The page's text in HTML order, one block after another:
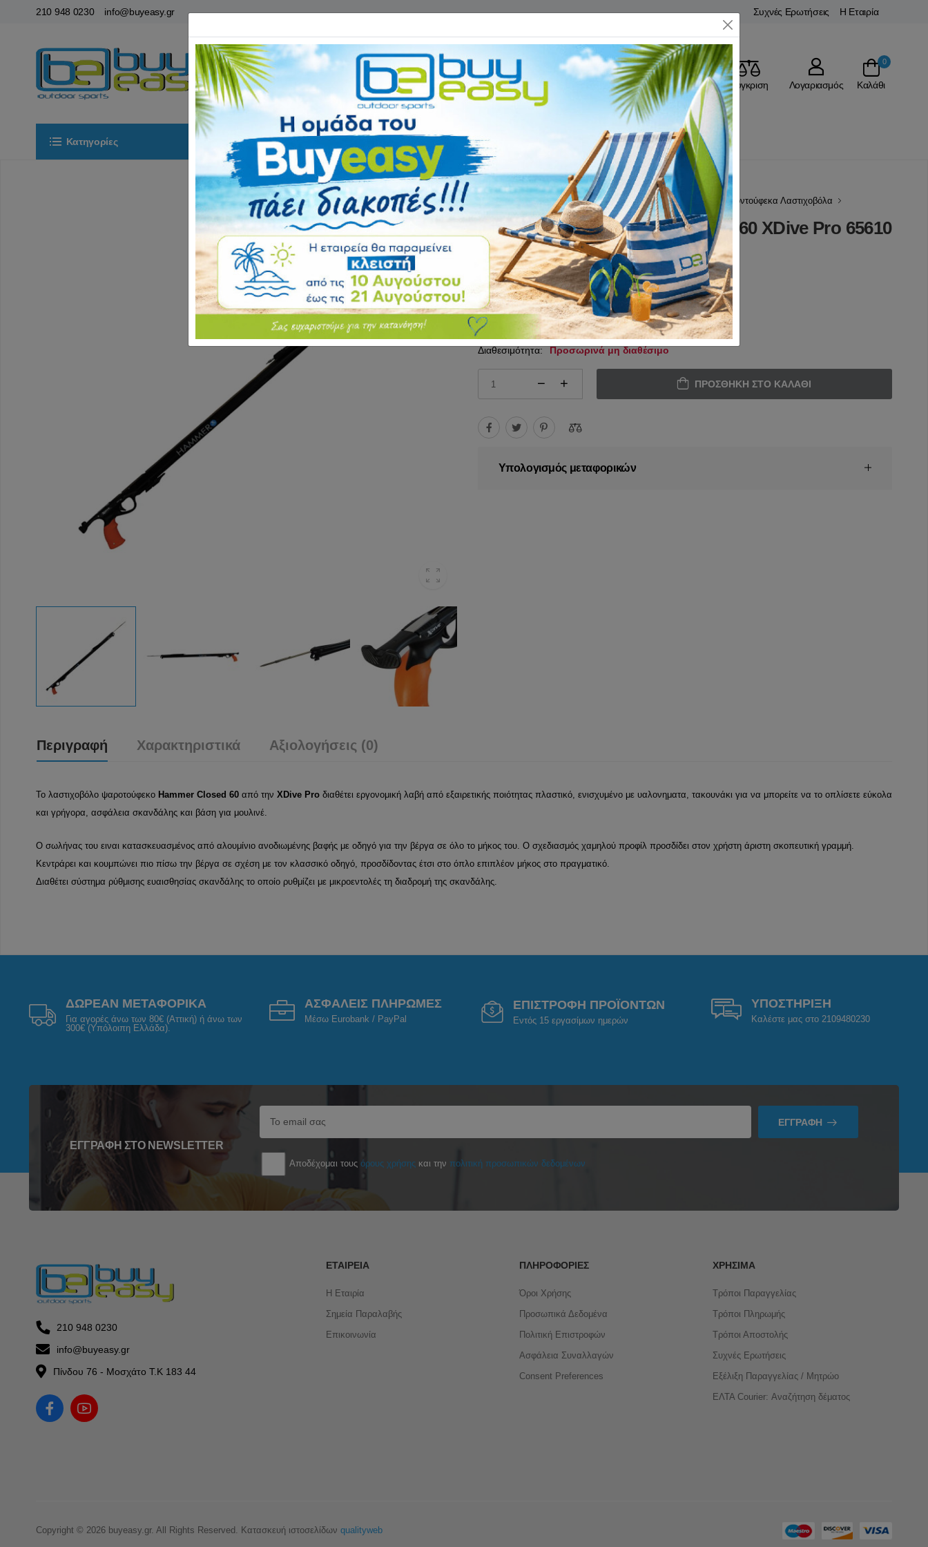
210 948 0230 info@buyeasy.gr Συχνές Ερωτήσεις Η Εταιρία
Αγαπημένα Σύγκριση Λογαριασμός
0
Καλάθι
Κατηγορίες Αρχική ΕΙΔΗ CAMPING Επικοινωνία
Αρχική ΨΑΡΕΜΑ - ΚΑΤΑΔΥΣΗ Υποβρύχιο Ψάρεμα Ψαροντούφεκα Λαστιχοβόλα
Ψαροντούφεκο Hammer Closed 60 XDive Pro 65610
Αξιολόγηση: (0 Αξιολογήσεις)
Κωδικός65610
124.90€ 137.39€
Διαθεσιμότητα: Προσωρινά μη διαθέσιμο
ΠΡΟΣΘΉΚΗ ΣΤΟ ΚΑΛΆΘΙ
Υπολογισμός μεταφορικών
Περιγραφή Χαρακτηριστικά Αξιολογήσεις (0)
Το λαστιχοβόλο ψαροτούφεκοHammer Closed 60 από την XDive Pro διαθέτει εργονομική λαβή από εξαιρετικής ποιότητας πλαστικό, ενισχυμένο με υαλονηματα, τακουνάκι για να μπορείτε να το οπλίσετε εύκολα
και γρήγορα, ασφάλεια σκανδάλης και βάση για μουλινέ.
Ο σωλήνας του ειναι κατασκευασμένος από αλουμίνιο ανοδιωμένης βαφής με οδηγό για την βέργα σε όλο το μήκος του. Ο σχεδιασμός χαμηλού προφίλ προσδίδει στον χρήστη άριστη σκοπευτική γραμμή.
Κεντράρει και κουμπώνει πιο πίσω την βέργα σε σχέση με τον κλασσικό οδηγό, προσδίδοντας έτσι στο όπλο επιπλέον μήκος στο πραγματικό.
Διαθέτει σύστημα ρύθμισης ευαισθησίας σκανδάλης το οποίο ρυθμίζει με μικροεντολές τη διαδρομή της σκανδάλης.
ΔΩΡΕΑΝ ΜΕΤΑΦΟΡΙΚΑ
Για αγορές άνω των 80€ (Αττική) ή άνω των
300€ (Υπόλοιπη Ελλάδα).
ΑΣΦΑΛΕΙΣ ΠΛΗΡΩΜΕΣ
Μέσω Eurobank / PayPal
ΕΠΙΣΤΡΟΦΗ ΠΡΟΪΟΝΤΩΝ
Εντός 15 εργασίμων ημερών
ΥΠΟΣΤΗΡΙΞΗ
Καλέστε μας στο 2109480230
ΕΓΓΡΑΦΉ ΣΤΟ NEWSLETTER
ΕΓΓΡΑΦΉ
Αποδέχομαι τουςόρους χρήσης και τηνπολιτική προσωπικών δεδομένων
210 948 0230
info@buyeasy.gr
Πίνδου 76 - Μοσχάτο Τ.Κ 183 44
ΕΤΑΙΡΕΊΑ
Η Εταιρία
Σημεία Παραλαβής
Επικοινωνία
ΠΛΗΡΟΦΟΡΊΕΣ
Όροι Χρήσης
Προσωπικά Δεδομένα
Πολιτική Επιστροφών
Ασφάλεια Συναλλαγών
Consent Preferences
ΧΡΉΣΙΜΑ
Τρόποι Παραγγελίας
Τρόποι Πληρωμής
Τρόποι Αποστολής
Συχνές Ερωτήσεις
Εξέλιξη Παραγγελίας / Μητρώο
ΕΛΤΑ Courier: Αναζήτηση δέματος
Copyright © 2026 buyeasy.gr. All Rights Reserved. Κατασκευή ιστοσελίδων qualityweb
Close